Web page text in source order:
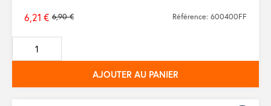
Prix
de
base
6,90 €
6,21 € Référence: 600400FF
AJOUTER AU PANIER